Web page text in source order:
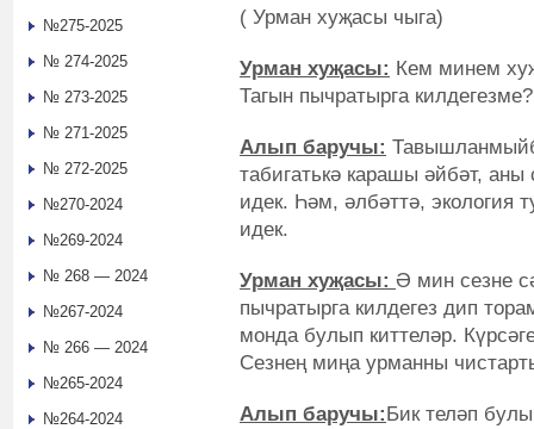
( Урман хуҗасы чыга)
Урман хуҗасы: Кем минем
Тагын пычратырга килдегезме?
Алып баручы:
табигатькә карашы әйбәт,
идек. Һәм, әлбәттә, экология
идек.
Урман хуҗасы: Ә мин сезне
пычратырга килдегез дип
монда булып киттеләр.
Сезнең миңа урманны
Алып баручы:Бик теләп
№275-2025
№ 274-2025
№ 273-2025
№ 271-2025
№ 272-2025
№270-2024
№269-2024
№ 268 — 2024
№267-2024
№ 266 — 2024
№265-2024
№264-2024